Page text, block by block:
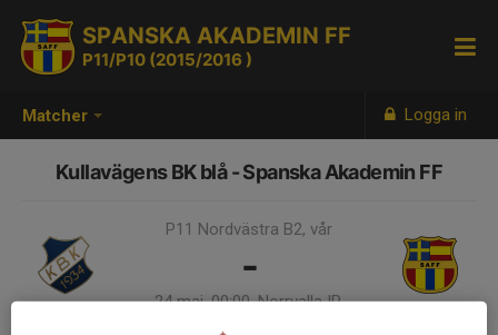
Matcher Logga in
SPANSKA AKADEMIN FF
P11/P10 (2015/2016 )
Kullavägens BK blå - Spanska Akademin FF
P11 Nordvästra B2, vår
-
24 maj, 00:00, Norrvalla IP,